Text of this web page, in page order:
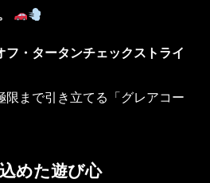
フ・タータンチェックストライ
限まで引き立てる「グレアコー
めた遊び心